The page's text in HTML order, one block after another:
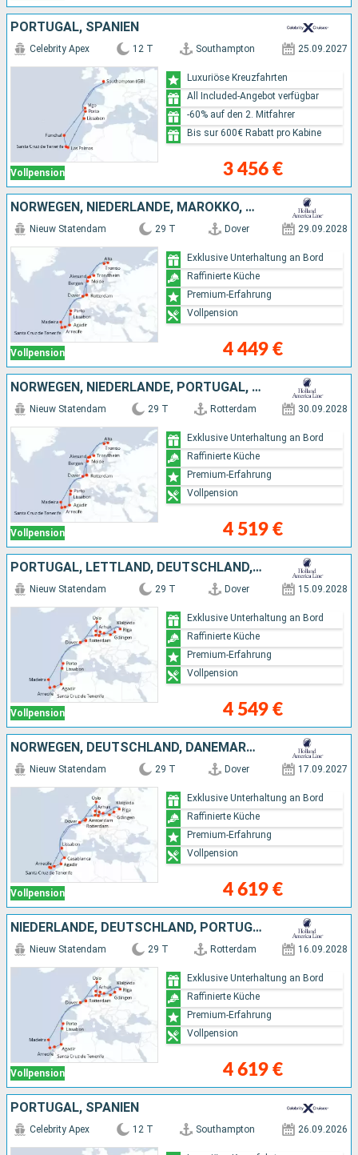
PORTUGAL, SPANIEN
Vollpension
Celebrity Apex 12 T Southampton 25.09.2027
3 456 €
Luxuriöse Kreuzfahrten
All Included-Angebot verfügbar
-60% auf den 2. Mitfahrer
Bis sur 600€ Rabatt pro Kabine
NORWEGEN, NIEDERLANDE, MAROKKO, PORTUGAL
Vollpension
Nieuw Statendam 29 T Dover 29.09.2028
4 449 €
Exklusive Unterhaltung an Bord
Raffinierte Küche
Premium-Erfahrung
Vollpension
NORWEGEN, NIEDERLANDE, PORTUGAL, MAROKKO
Vollpension
Nieuw Statendam 29 T Rotterdam 30.09.2028
4 519 €
Exklusive Unterhaltung an Bord
Raffinierte Küche
Premium-Erfahrung
Vollpension
PORTUGAL, LETTLAND, DEUTSCHLAND, NIEDERLANDE, POLEN, DÄNEMARK, MAROKKO, NORWEGEN
Vollpension
Nieuw Statendam 29 T Dover 15.09.2028
4 549 €
Exklusive Unterhaltung an Bord
Raffinierte Küche
Premium-Erfahrung
Vollpension
NORWEGEN, DEUTSCHLAND, DÄNEMARK, POLEN, LETTLAND, NIEDERLANDE, MAROKKO, PORTUGAL
Vollpension
Nieuw Statendam 29 T Dover 17.09.2027
4 619 €
Exklusive Unterhaltung an Bord
Raffinierte Küche
Premium-Erfahrung
Vollpension
NIEDERLANDE, DEUTSCHLAND, PORTUGAL, DÄNEMARK, POLEN, NORWEGEN, MAROKKO, LETTLAND
Vollpension
Nieuw Statendam 29 T Rotterdam 16.09.2028
4 619 €
Exklusive Unterhaltung an Bord
Raffinierte Küche
Premium-Erfahrung
Vollpension
PORTUGAL, SPANIEN
Celebrity Apex 12 T Southampton 26.09.2026